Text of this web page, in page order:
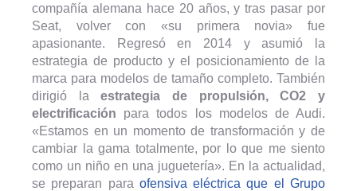
compañía alemana hace 20 años, y tras pasar por
Seat, volver con «su primera novia» fue
apasionante. Regresó en 2014 y asumió la
estrategia de producto y el posicionamiento de la
marca para modelos de tamaño completo. También
dirigió laestrategia de propulsión, CO2 y
electrificación para todos los modelos de Audi.
«Estamos en un momento de transformación y de
cambiar la gama totalmente, por lo que me siento
como un niño en una juguetería». En la actualidad,
se preparan para ofensiva eléctrica que el Grupo